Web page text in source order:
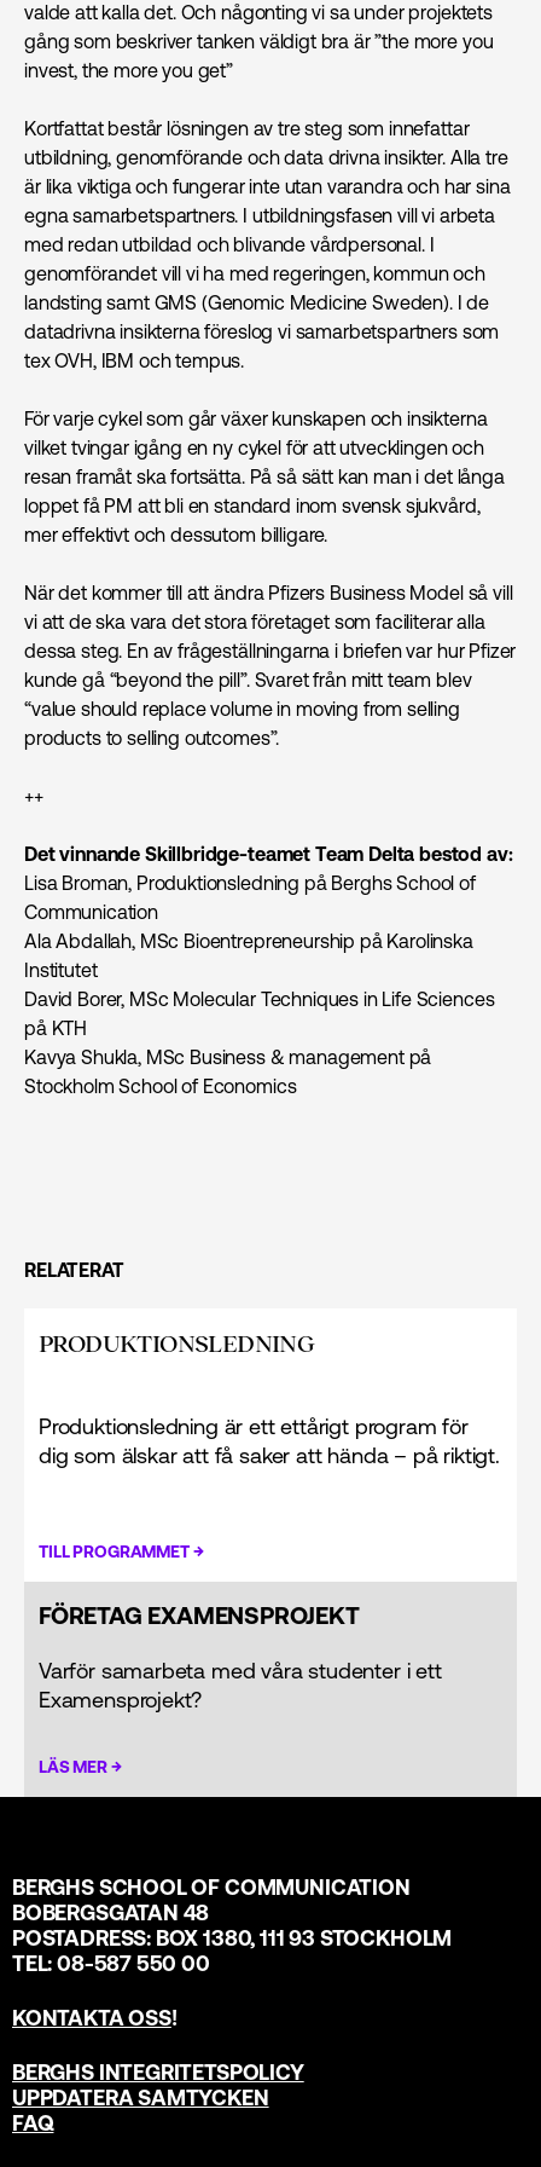
valde att kalla det. Och någonting vi sa under projektets
gång som beskriver tanken väldigt bra är ”the more you
invest, the more you get”
Kortfattat består lösningen av tre steg som innefattar
utbildning, genomförande och data drivna insikter. Alla tre
är lika viktiga och fungerar inte utan varandra och har sina
egna samarbetspartners. I utbildningsfasen vill vi arbeta
med redan utbildad och blivande vårdpersonal. I
genomförandet vill vi ha med regeringen, kommun och
landsting samt GMS (Genomic Medicine Sweden). I de
datadrivna insikterna föreslog vi samarbetspartners som
tex OVH, IBM och tempus.
För varje cykel som går växer kunskapen och insikterna
vilket tvingar igång en ny cykel för att utvecklingen och
resan framåt ska fortsätta. På så sätt kan man i det långa
loppet få PM att bli en standard inom svensk sjukvård,
mer effektivt och dessutom billigare.
När det kommer till att ändra Pfizers Business Model så vill
vi att de ska vara det stora företaget som faciliterar alla
dessa steg. En av frågeställningarna i briefen var hur Pfizer
kunde gå “beyond the pill”. Svaret från mitt team blev
“value should replace volume in moving from selling
products to selling outcomes”.
++
Det vinnande Skillbridge-teamet Team Delta bestod av:
Lisa Broman, Produktions­ledning på Berghs School of
Communication
Ala Abdallah, MSc Bioentrepreneurship på Karolinska
Institutet
David Borer, MSc Molecular Techniques in Life Sciences
på KTH
Kavya Shukla, MSc Business & management på
Stockholm School of Economics
RELATERAT
PRODUKTIONS­LEDNING
Produktions­ledning är ett ettårigt program för
dig som älskar att få saker att hända – på riktigt.
TILL PROGRAMMET→
FÖRETAG EXAMENSPROJEKT
Varför samarbeta med våra studenter i ett
Examensprojekt?
LÄS MER→
BERGHS SCHOOL OF COMMUNICATION
BOBERGSGATAN 48
POSTADRESS: BOX 1380, 111 93 STOCKHOLM
TEL: 08-587 550 00
KONTAKTA OSS!
BERGHS INTEGRITETSPOLICY
UPPDATERA SAMTYCKEN
FAQ